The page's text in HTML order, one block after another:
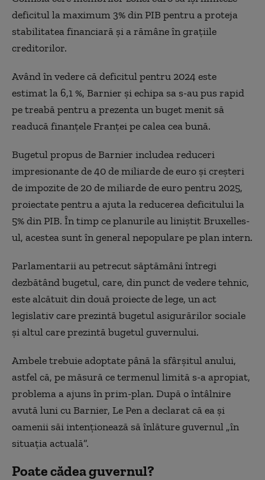
deficitul la maximum 3% din PIB pentru a proteja
stabilitatea financiară și a rămâne în grațiile
creditorilor.
Având în vedere că deficitul pentru 2024 este
estimat la 6,1 %, Barnier și echipa sa s-au pus rapid
pe treabă pentru a prezenta un buget menit să
readucă finanțele Franței pe calea cea bună.
Bugetul propus de Barnier includea reduceri
impresionante de 40 de miliarde de euro și creșteri
de impozite de 20 de miliarde de euro pentru 2025,
proiectate pentru a ajuta la reducerea deficitului la
5% din PIB. În timp ce planurile au liniștit Bruxelles-
ul, acestea sunt în general nepopulare pe plan intern.
Parlamentarii au petrecut săptămâni întregi
dezbătând bugetul, care, din punct de vedere tehnic,
este alcătuit din două proiecte de lege, un act
legislativ care prezintă bugetul asigurărilor sociale
și altul care prezintă bugetul guvernului.
Ambele trebuie adoptate până la sfârșitul anului,
astfel că, pe măsură ce termenul limită s-a apropiat,
problema a ajuns în prim-plan. După o întâlnire
avută luni cu Barnier, Le Pen a declarat că ea și
oamenii săi intenționează să înlăture guvernul „în
situația actuală”.
Poate cădea guvernul?